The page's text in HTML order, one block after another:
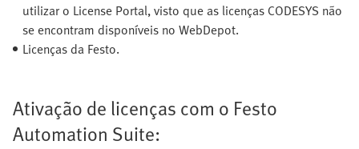
utilizar o License Portal, visto que as licenças CODESYS não
se encontram disponíveis no WebDepot.
Licenças da Festo.
Ativação de licenças com o Festo
Automation Suite: